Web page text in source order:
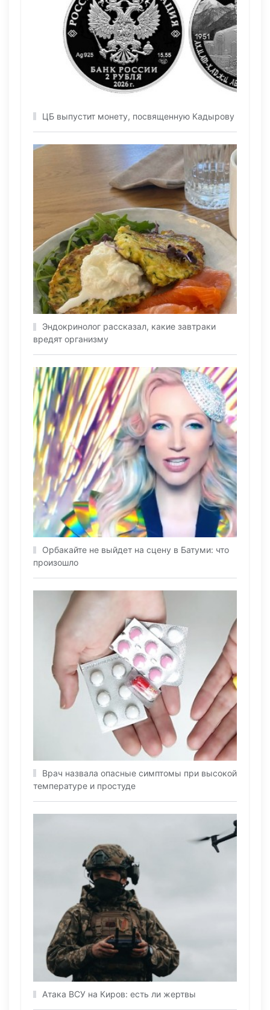
ЦБ выпустит монету, посвященную Кадырову
Эндокринолог рассказал, какие завтраки
вредят организму
Орбакайте не выйдет на сцену в Батуми: что
произошло
Врач назвала опасные симптомы при высокой
температуре и простуде
Атака ВСУ на Киров: есть ли жертвы